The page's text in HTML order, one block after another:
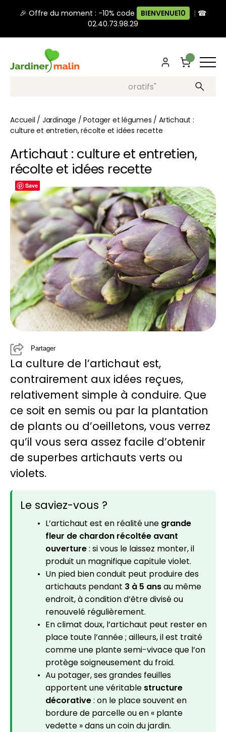
🎉 Offre du moment : -10% code BIENVENUE10 | ☎
02.40.73.98.29
Recherche, ex: "pots décoratifs"
Accueil / Jardinage /Potager et légumes /Artichaut :
culture et entretien, récolte et idées recette
Artichaut : culture et entretien,
récolte et idées recette
Partager
La culture de l’artichaut est,
contrairement aux idées reçues,
relativement simple à conduire. Que
ce soit en semis ou par la plantation
de plants ou d’oeilletons, vous verrez
qu’il vous sera assez facile d’obtenir
de superbes artichauts verts ou
violets.
Le saviez-vous ?
L’artichaut est en réalité une grande
fleur de chardon récoltée avant
ouverture: si vous le laissez monter, il
produit un magnifique capitule violet.
Un pied bien conduit peut produire des
artichauts pendant 3 à 5 ansau même
endroit, à condition d’être divisé ou
renouvelé régulièrement.
En climat doux, l’artichaut peut rester en
place toute l’année ; ailleurs, il est traité
comme une plante semi-vivace que l’on
protège soigneusement du froid.
Au potager, ses grandes feuilles
apportent une véritable structure
décorative: on le place souvent en
bordure de parcelle ou en « plante
vedette » dans un coin du jardin.
Save